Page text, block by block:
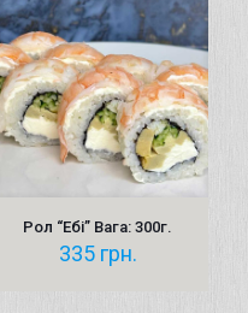
Рол “Ебі” Вага: 300г.
335 грн.